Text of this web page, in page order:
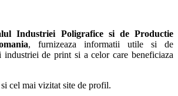
Industriei Poligrafice si de Productie
, furnizeaza informatii utile si de
industriei de print si a celor care beneficiaza
cel mai vizitat site de profil.